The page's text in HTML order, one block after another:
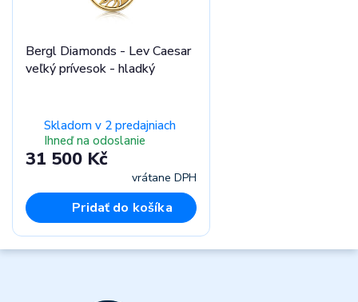
Bergl Diamonds - Lev Caesar
veľký prívesok - hladký
Skladom v 2 predajniach
Ihneď na odoslanie
31 500 Kč
vrátane DPH
Pridať do košíka